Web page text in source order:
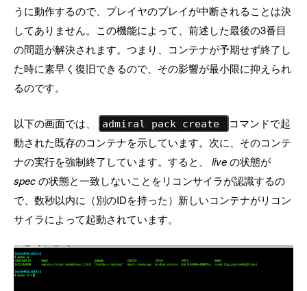
うに動作するので、プレイヤのプレイが中断されることは決
してありません。この機能によって、前述した最後の3番目
の問題が解決されます。つまり、コンテナが予期せず終了し
た時に素早く復旧できるので、その影響が最小限に抑えられ
るのです。
以下の画面では、 admiral pack create
コマンドで起
動された既存のコンテナを示しています。次に、そのコンテ
ナの実行を強制終了しています。すると、 liveの状態が
specの状態と一致しないことをリコンサイラが認識するの
で、数秒以内に（別のIDを持った）新しいコンテナがリコン
サイラによって起動されています。